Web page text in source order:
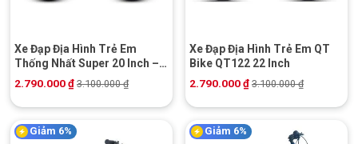
Xe Đạp Địa Hình Trẻ Em
Thống Nhất Super 20 Inch –
Phanh Đĩa cơ
2.790.000₫ 3.100.000₫
Xe Đạp Địa Hình Trẻ Em QT
Bike QT122 22 Inch
2.790.000₫ 3.100.000₫
Giảm 6% Giảm 6%